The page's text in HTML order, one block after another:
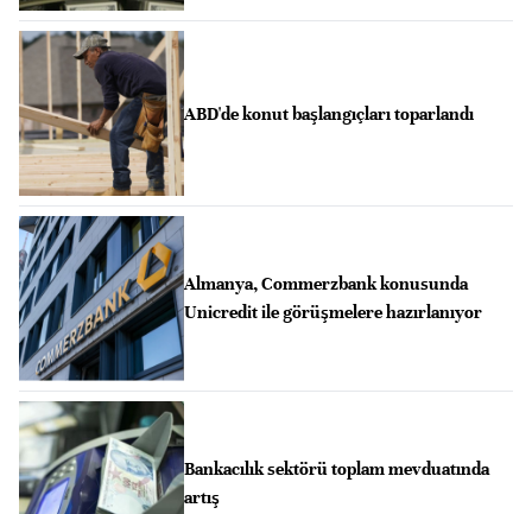
ABD'de konut başlangıçları toparlandı
Almanya, Commerzbank konusunda
Unicredit ile görüşmelere hazırlanıyor
Bankacılık sektörü toplam mevduatında
artış